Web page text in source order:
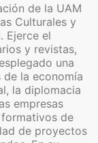
de la UAM
Culturales y
Ejerce el
y revistas,
una
la economía
la diplomacia
empresas
de
de proyectos